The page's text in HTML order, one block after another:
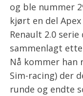
og ble nummer
kjørt en del
Renault 2.0
sammenlagt
Nå kommer han
Sim-racing) der
runde og endte